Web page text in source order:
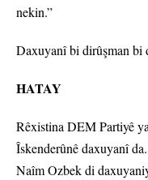
nekin.”
Daxuyanî bi dirûşman bi
HATAY
Rêxistina DEM Partiyê
Îskenderûnê daxuyanî
Naîm Ozbek di